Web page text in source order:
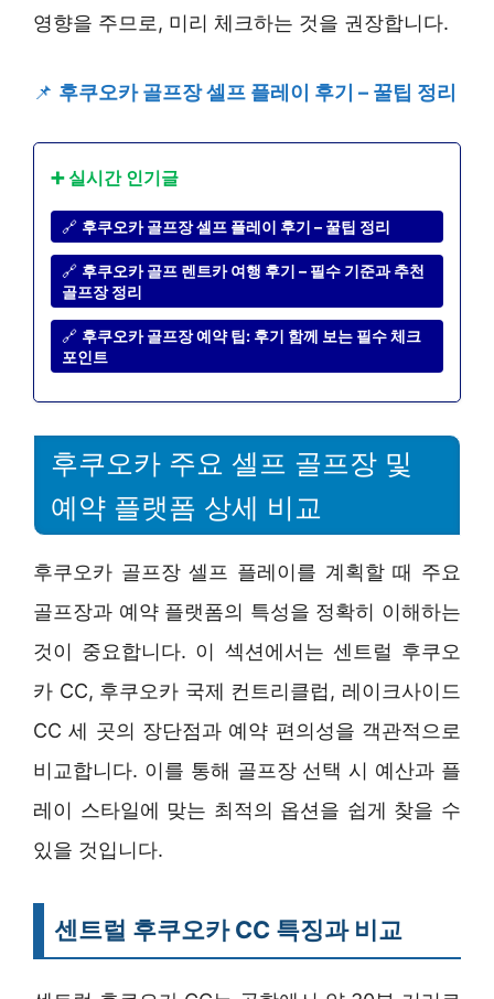
영향을 주므로, 미리 체크하는 것을 권장합니다.
📌 후쿠오카 골프장 셀프 플레이 후기 – 꿀팁 정리
➕ 실시간 인기글
🔗 후쿠오카 골프장 셀프 플레이 후기 – 꿀팁 정리
🔗 후쿠오카 골프 렌트카 여행 후기 – 필수 기준과 추천
골프장 정리
🔗 후쿠오카 골프장 예약 팁: 후기 함께 보는 필수 체크
포인트
후쿠오카 주요 셀프 골프장 및
예약 플랫폼 상세 비교
후쿠오카 골프장 셀프 플레이를 계획할 때 주요
골프장과 예약 플랫폼의 특성을 정확히 이해하는
것이 중요합니다. 이 섹션에서는 센트럴 후쿠오
카 CC, 후쿠오카 국제 컨트리클럽, 레이크사이드
CC 세 곳의 장단점과 예약 편의성을 객관적으로
비교합니다. 이를 통해 골프장 선택 시 예산과 플
레이 스타일에 맞는 최적의 옵션을 쉽게 찾을 수
있을 것입니다.
센트럴 후쿠오카 CC 특징과 비교